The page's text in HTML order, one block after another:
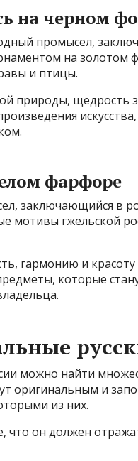
на черном
промысел,
на золотом
и птицы.
природы, щедрость
фарфоре
заключающийся в
мотивы гжельской
гармонию и
которые
можно найти
оригинальным и
из них.
он должен